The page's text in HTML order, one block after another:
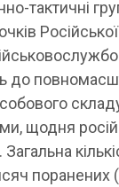
тактичні
до
щодня